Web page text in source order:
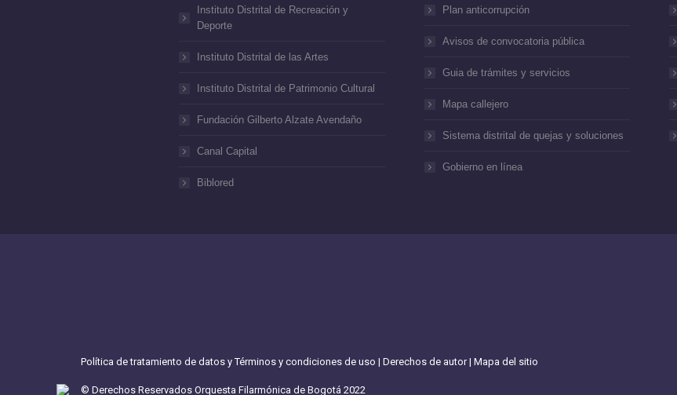
Instituto Distrital de Recreación y
Deporte
Instituto Distrital de las Artes
Instituto Distrital de Patrimonio Cultural
Fundación Gilberto Alzate Avendaño
Canal Capital
Biblored
Plan anticorrupción
Avisos de convocatoria pública
Guia de trámites y servicios
Mapa callejero
Sistema distrital de quejas y soluciones
Gobierno en línea
Política de tratamiento de datos y Términos y condiciones de uso | Derechos de autor| Mapa del sitio
© Derechos Reservados Orquesta Filarmónica de Bogotá 2022